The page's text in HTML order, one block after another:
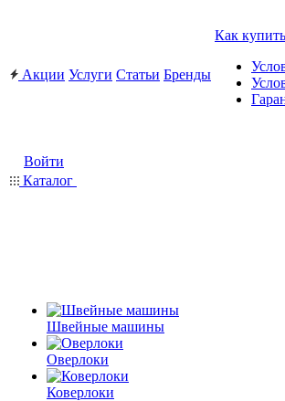
Акции Услуги Статьи Бренды
Как купить
Войти
Каталог
Швейные машины
Оверлоки
Коверлоки